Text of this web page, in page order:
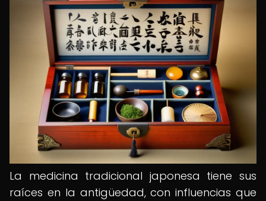
La medicina tradicional japonesa tiene sus
raíces en la antigüedad, con influencias que